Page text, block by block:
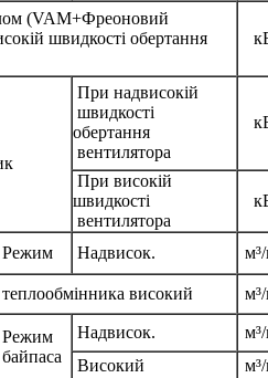
(VAM+Фреоновий
швидкості обертання
При надвисокій
швидкості
обертання
вентилятора
При високій
швидкості
вентилятора
Режим Надвисок.
теплообмінника високий
Режим
байпаса
Надвисок.
Високий